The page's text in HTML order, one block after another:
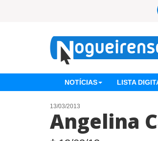
NOTÍCIAS LISTA
13/03/2013
Angelina